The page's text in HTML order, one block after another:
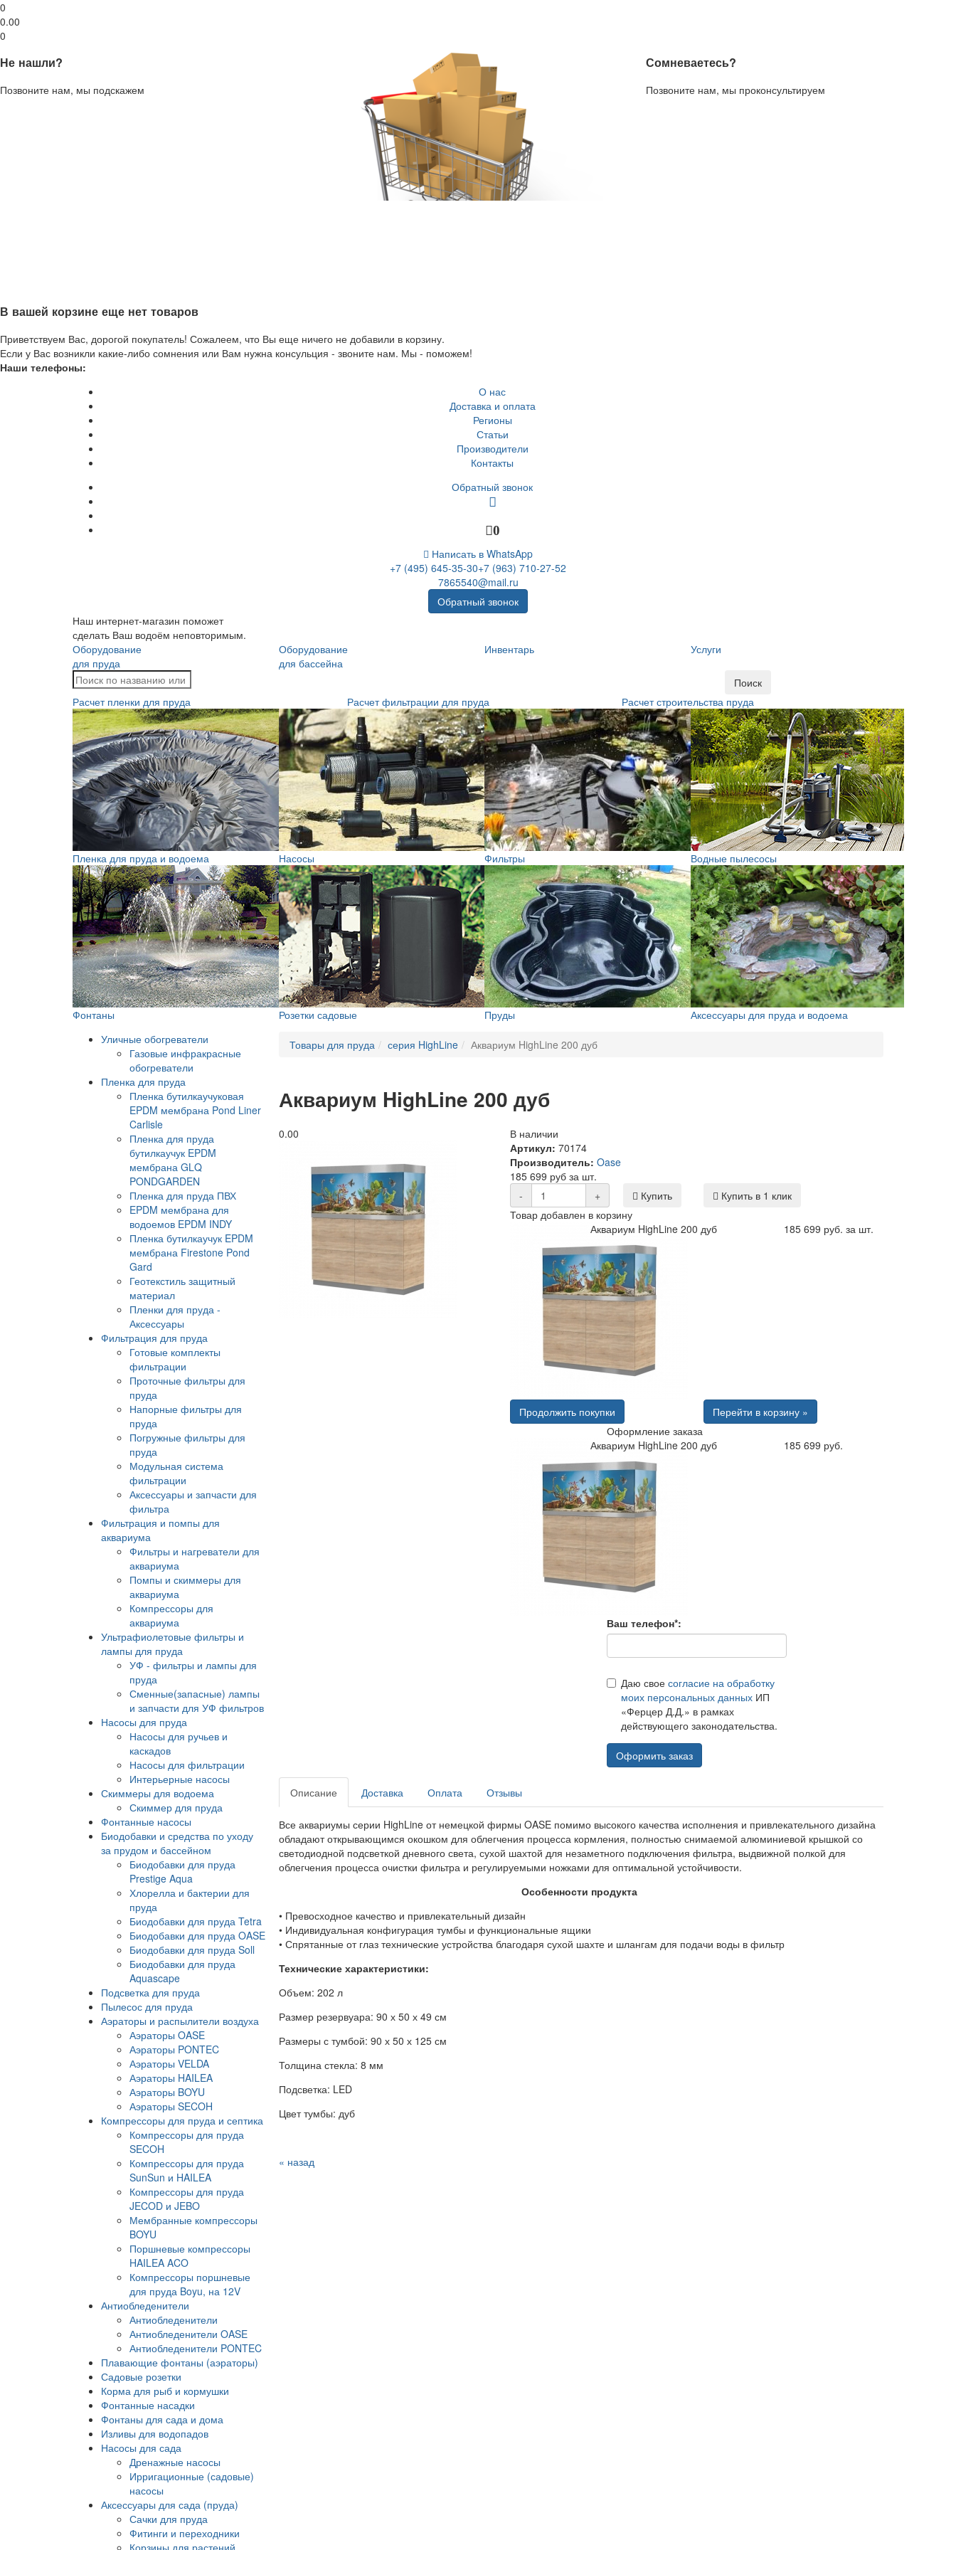
0
0.00
0
Не нашли?
Позвоните нам, мы подскажем
Сомневаетесь?
Позвоните нам, мы проконсультируем
В вашей корзине еще нет товаров
Приветствуем Вас, дорогой покупатель! Сожалеем, что Вы еще ничего не добавили в корзину.
Если у Вас возникли какие-либо сомнения или Вам нужна консульция - звоните нам. Мы - поможем!
Наши телефоны:
О нас
Доставка и оплата
Регионы
Статьи
Производители
Контакты
Обратный звонок
0
Написать в WhatsApp
+7 (495) 645-35-30+7 (963) 710-27-52
7865540@mail.ru
Обратный звонок
Наш интернет-магазин поможет
сделать Ваш водоём неповторимым.
Оборудование
для пруда
Оборудование
для бассейна
Инвентарь Услуги
Поиск
Расчет пленки для пруда
Расчет фильтрации для пруда Расчет строительства пруда
Пленка для пруда и водоема Насосы Фильтры Водные пылесосы
Фонтаны Розетки садовые Пруды
Аксессуары для пруда и водоема
Уличные обогреватели
Газовые инфракрасные
обогреватели
Пленка для пруда
Пленка бутилкаучуковая
EPDM мембрана Pond Liner
Carlisle
Пленка для пруда
бутилкаучук EPDM
мембрана GLQ
PONDGARDEN
Пленка для пруда ПВХ
EPDM мембрана для
водоемов EPDM INDY
Пленка бутилкаучук EPDM
мембрана Firestone Pond
Gard
Геотекстиль защитный
материал
Пленки для пруда -
Аксессуары
Фильтрация для пруда
Готовые комплекты
фильтрации
Проточные фильтры для
пруда
Напорные фильтры для
пруда
Погружные фильтры для
пруда
Модульная система
фильтрации
Аксессуары и запчасти для
фильтра
Фильтрация и помпы для
аквариума
Фильтры и нагреватели для
аквариума
Помпы и скиммеры для
аквариума
Компрессоры для
аквариума
Ультрафиолетовые фильтры и
лампы для пруда
УФ - фильтры и лампы для
пруда
Сменные(запасные) лампы
и запчасти для УФ фильтров
Насосы для пруда
Насосы для ручьев и
каскадов
Насосы для фильтрации
Интерьерные насосы
Скиммеры для водоема
Скиммер для пруда
Фонтанные насосы
Биодобавки и средства по уходу
за прудом и бассейном
Биодобавки для пруда
Prestige Aqua
Хлорелла и бактерии для
пруда
Биодобавки для пруда Tetra
Биодобавки для пруда OASE
Биодобавки для пруда Soll
Биодобавки для пруда
Aquascape
Подсветка для пруда
Пылесос для пруда
Аэраторы и распылители воздуха
Аэраторы OASE
Аэраторы PONTEC
Аэраторы VELDA
Аэраторы HAILEA
Аэраторы BOYU
Аэраторы SECOH
Компрессоры для пруда и септика
Компрессоры для пруда
SECOH
Компрессоры для пруда
SunSun и HAILEA
Компрессоры для пруда
JECOD и JEBO
Мембранные компрессоры
BOYU
Поршневые компрессоры
HAILEA ACO
Компрессоры поршневые
для пруда Boyu, на 12V
Антиобледенители
Антиобледенители
Антиобледенители OASE
Антиобледенители PONTEC
Плавающие фонтаны (аэраторы)
Садовые розетки
Корма для рыб и кормушки
Фонтанные насадки
Фонтаны для сада и дома
Изливы для водопадов
Насосы для сада
Дренажные насосы
Ирригационные (садовые)
насосы
Аксессуары для сада (пруда)
Сачки для пруда
Фитинги и переходники
Корзины для растений
Товары для пруда серия HighLine Аквариум HighLine 200 дуб
Аквариум HighLine 200 дуб
0.00
В наличии
Артикул: 70174
Производитель: Oase
185 699 руб за шт.
-
+ Купить
Купить в 1 клик
Товар добавлен в корзину
Аквариум HighLine 200 дуб
185 699 руб. за шт.
Продолжить покупки
Перейти в корзину »
Оформление заказа
Аквариум HighLine 200 дуб
185 699 руб.
Ваш телефон*:
Даю свое согласие на обработку
моих персональных данныхИП
«Ферцер Д.Д.» в рамках
действующего законодательства.
Оформить заказ
Описание Доставка Оплата Отзывы
Все аквариумы серии HighLine от немецкой фирмы OASE помимо высокого качества исполнения и привлекательного дизайна
обладают открывающимся окошком для облегчения процесса кормления, полностью снимаемой алюминиевой крышкой со
светодиодной подсветкой дневного света, сухой шахтой для незаметного подключения фильтра, выдвижной полкой для
облегчения процесса очистки фильтра и регулируемыми ножками для оптимальной устойчивости.
Особенности продукта
• Превосходное качество и привлекательный дизайн
• Индивидуальная конфигурация тумбы и функциональные ящики
• Спрятанные от глаз технические устройства благодаря сухой шахте и шлангам для подачи воды в фильтр
Технические характеристики:
Объем: 202 л
Размер резервуара: 90 х 50 х 49 см
Размеры с тумбой: 90 х 50 х 125 см
Толщина стекла: 8 мм
Подсветка: LED
Цвет тумбы: дуб
« назад